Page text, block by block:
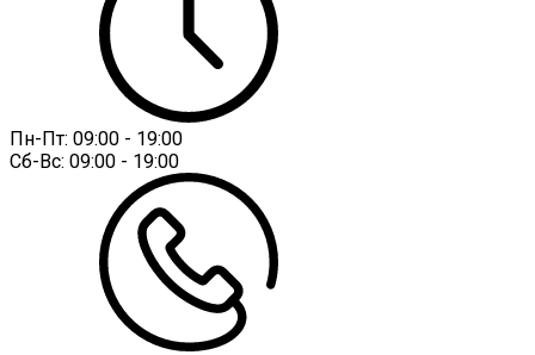
Пн-Пт: 09:00 - 19:00
Сб-Вс: 09:00 - 19:00